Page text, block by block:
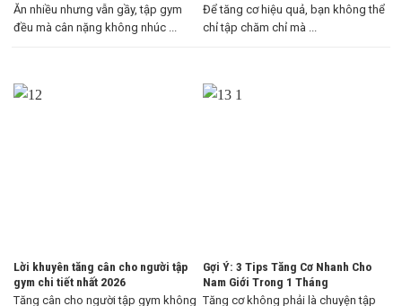
Ăn nhiều nhưng vẫn gầy, tập gym
đều mà cân nặng không nhúc ...
Để tăng cơ hiệu quả, bạn không thể
chỉ tập chăm chỉ mà ...
Lời khuyên tăng cân cho người tập
gym chi tiết nhất 2026
Tăng cân cho người tập gym không
Gợi Ý: 3 Tips Tăng Cơ Nhanh Cho
Nam Giới Trong 1 Tháng
Tăng cơ không phải là chuyện tập